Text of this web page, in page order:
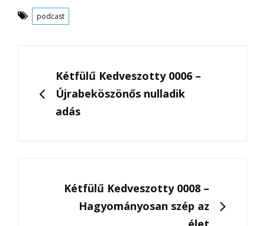
Tags
podcast
navigation
PREVIOUS
Kétfülű Kedveszotty 0006 –
Újrabeköszönős nulladik
adás
NEXTKétfülű Kedveszotty 0008 –
Hagyományosan szép az